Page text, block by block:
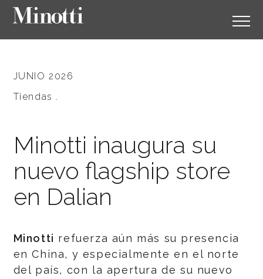
JUNIO 2026
Tiendas .
Minotti inaugura su
nuevo flagship store
en Dalian
Minotti refuerza aún más su presencia
en China, y especialmente en el norte
del país, con la apertura de su nuevo